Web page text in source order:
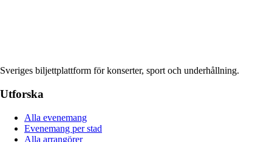
Sveriges biljettplattform för konserter, sport och underhållning.
Utforska
Alla evenemang
Evenemang per stad
Alla arrangörer